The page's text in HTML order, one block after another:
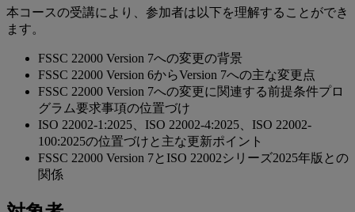
本コースの受講により、参加者は以下を理解することができ
ます。
FSSC 22000 Version 7への変更の背景
FSSC 22000 Version 6からVersion 7への主な変更点
FSSC 22000 Version 7への変更に関連する前提条件プロ
グラム要求事項の位置づけ
ISO 22002-1:2025、ISO 22002-4:2025、ISO 22002-
100:2025の位置づけと主な更新ポイント
FSSC 22000 Version 7とISO 22002シリーズ2025年版との
関係